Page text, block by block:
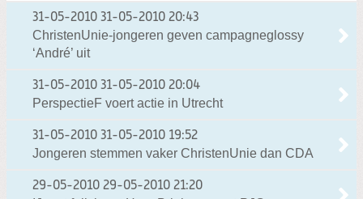
31-05-2010 31-05-2010 20:43
ChristenUnie-jongeren geven campagneglossy
‘André’ uit
31-05-2010 31-05-2010 20:04
PerspectieF voert actie in Utrecht
31-05-2010 31-05-2010 19:52
Jongeren stemmen vaker ChristenUnie dan CDA
29-05-2010 29-05-2010 21:20